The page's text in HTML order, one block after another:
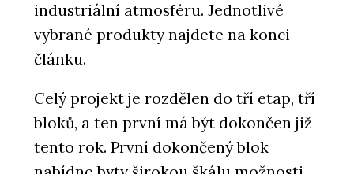
industriální atmosféru. Jednotlivé
vybrané produkty najdete na konci
článku.
Celý projekt je rozdělen do tří etap, tří
bloků, a ten první má být dokončen již
tento rok. První dokončený blok